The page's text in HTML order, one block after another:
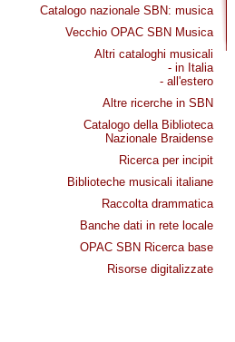
Catalogo nazionale SBN: musica
Vecchio OPAC SBN Musica
Altri cataloghi musicali
- in Italia
- all'estero
Altre ricerche in SBN
Catalogo della Biblioteca
Nazionale Braidense
Ricerca per incipit
Biblioteche musicali italiane
Raccolta drammatica
Banche dati in rete locale
OPAC SBN Ricerca base
Risorse digitalizzate